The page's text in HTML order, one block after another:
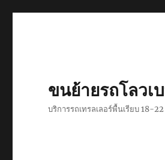
ขนย้ายรถโลวเ
บริการรถเทรลเลอร์พื้นเรียบ 18-